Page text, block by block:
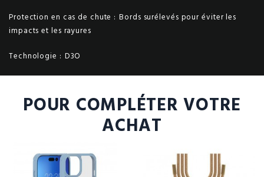
Protection en cas de chute : Bords surélevés pour éviter les
impacts et les rayures
Technologie : D3O
POUR COMPLÉTER VOTRE
ACHAT